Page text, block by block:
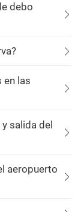
debo
en las
salida del
aeropuerto